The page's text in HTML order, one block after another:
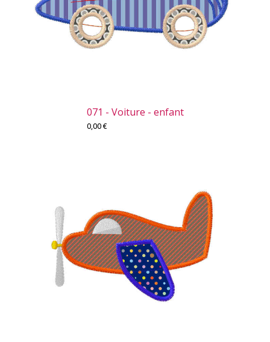
071 - Voiture - enfant
0,00€